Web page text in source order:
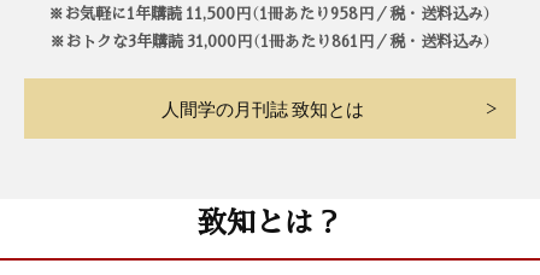
※お気軽に1年購読 11,500円（1冊あたり958円／税・送料込み）
※おトクな3年購読 31,000円（1冊あたり861円／税・送料込み）
人間学の月刊誌 致知とは
致知とは？